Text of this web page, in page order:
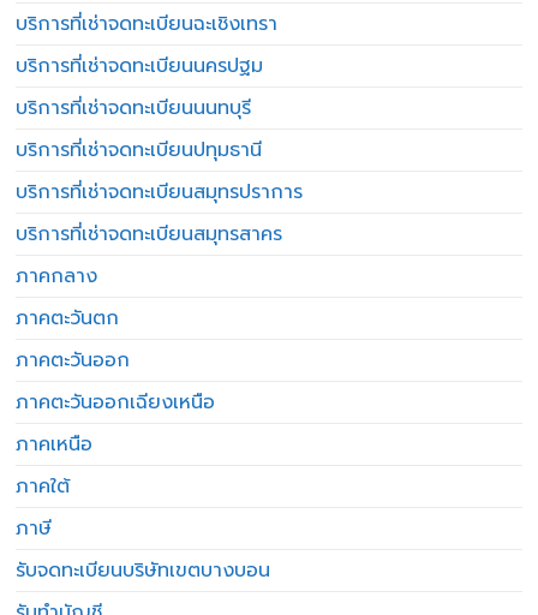
บริการที่เช่าจดทะเบียนฉะเชิงเทรา
บริการที่เช่าจดทะเบียนนครปฐม
บริการที่เช่าจดทะเบียนนนทบุรี
บริการที่เช่าจดทะเบียนปทุมธานี
บริการที่เช่าจดทะเบียนสมุทรปราการ
บริการที่เช่าจดทะเบียนสมุทรสาคร
ภาคกลาง
ภาคตะวันตก
ภาคตะวันออก
ภาคตะวันออกเฉียงเหนือ
ภาคเหนือ
ภาคใต้
ภาษี
รับจดทะเบียนบริษัทเขตบางบอน